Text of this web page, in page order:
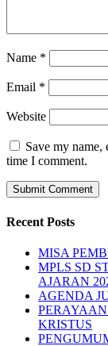
Name *
Email *
Website
Save my
time I comment.
Recent Posts
MISA
MPLS SD
AJARAN
AGENDA
KRISTUS